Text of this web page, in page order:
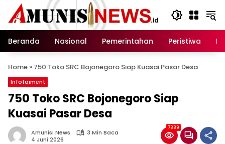
Langsung
konten
Beranda
Nasional Pemerintahan Peristiwa
Home » 750 Toko SRC Bojonegoro Siap Kuasai Pasar Desa
Infotaiment
750 Toko SRC Bojonegoro Siap
Kuasai Pasar Desa
Amunisi News
3 Min Baca
4 Juni 2026
7889